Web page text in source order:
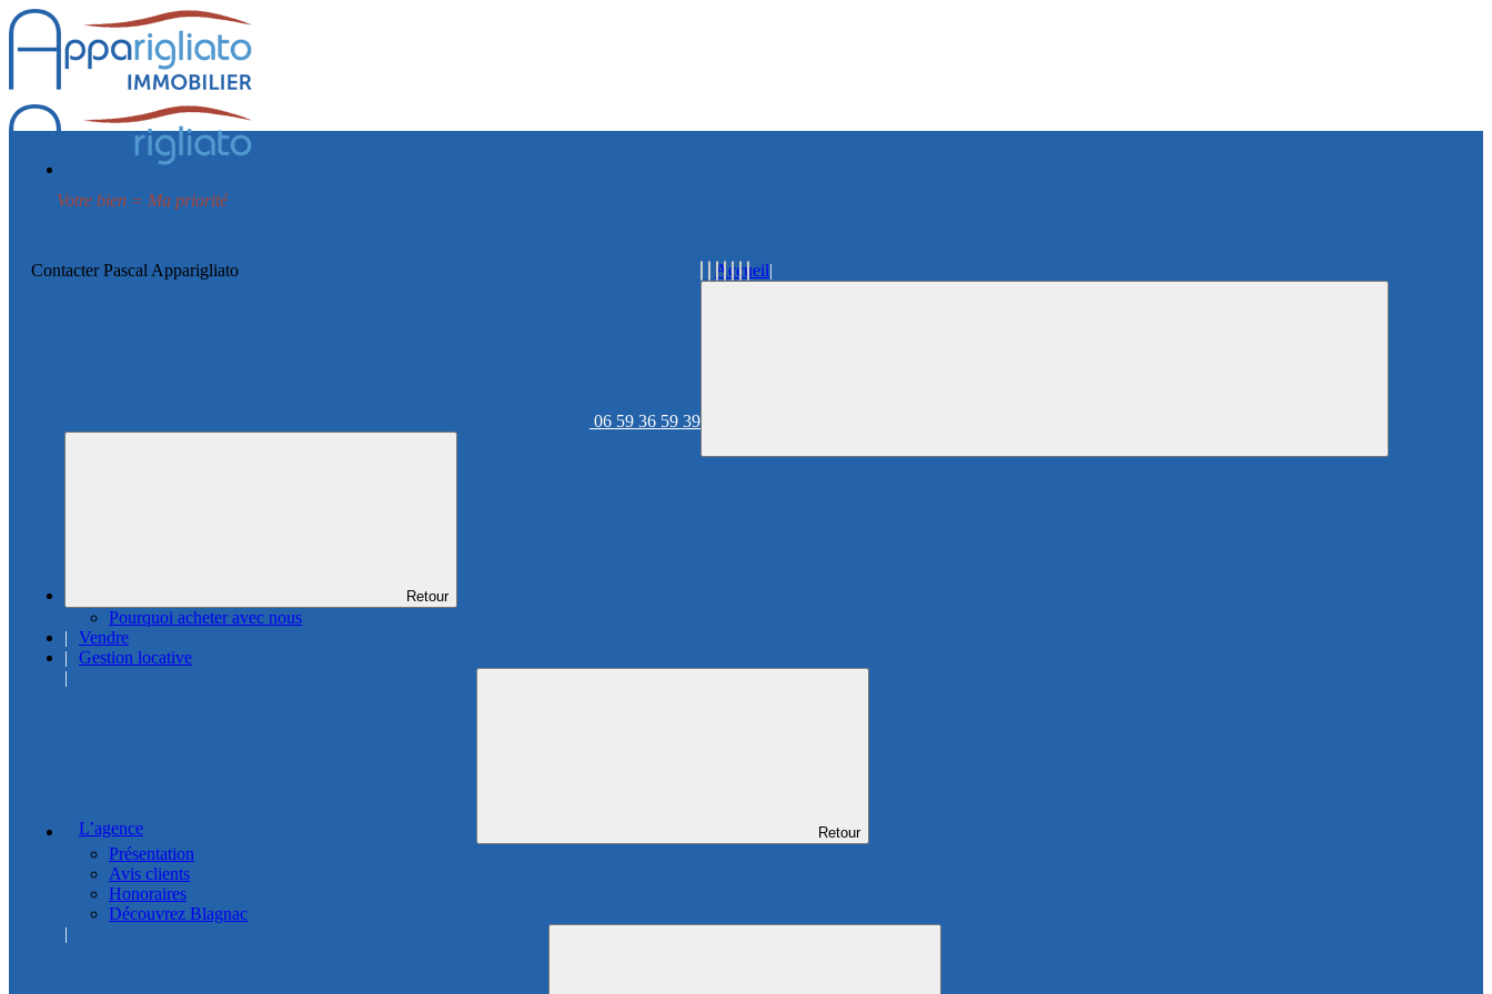
Votre bien = Ma priorité
Contacter Pascal Apparigliato
06 59 36 59 39
Accueil
Retour
Pourquoi acheter avec nous
Vendre
Gestion locative
L’agence Retour
Présentation
Avis clients
Honoraires
Découvrez Blagnac